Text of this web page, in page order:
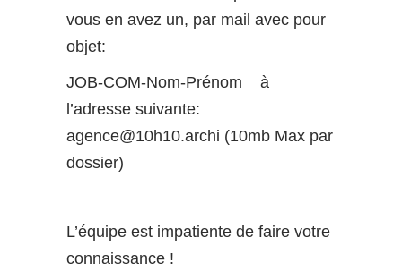
vous en avez un, par mail avec pour
objet:
JOB-COM-Nom-Prénom à
l’adresse suivante:
agence@10h10.archi (10mb Max par
dossier)
L’équipe est impatiente de faire votre
connaissance !